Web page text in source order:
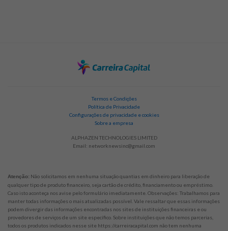
Termos e Condições
Política de Privacidade
Configurações de privacidade e cookies
Sobre a empresa
ALPHAZEN TECHNOLOGIES LIMITED
Email: networknewsinc@gmail.com
Atenção: Não solicitamos em nenhuma situação quantias em dinheiro para liberação de
qualquer tipo de produto financeiro, seja cartão de crédito, financiamento ou empréstimo.
Caso isto aconteça nos avise pelo formulário imediatamente. Observações: Trabalhamos para
manter todas informações o mais atualizadas possível. Vale ressaltar que essas informações
podem divergir das informações encontradas nos sites de instituições financeiras e ou
provedores de serviços de um site específico. Sobre instituições que não temos parcerias,
todos os produtos indicados nesse site https://carreiracapital.com não tem nenhuma